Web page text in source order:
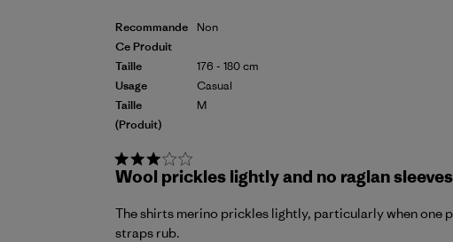
Recommande
Ce Produit
Taille
Usage
Taille
(produit)
Non
176 - 180 cm
Casual
M
Wool prickles lightly and no raglan sleeves
The shirts merino prickles lightly, particularly when one
straps rub.